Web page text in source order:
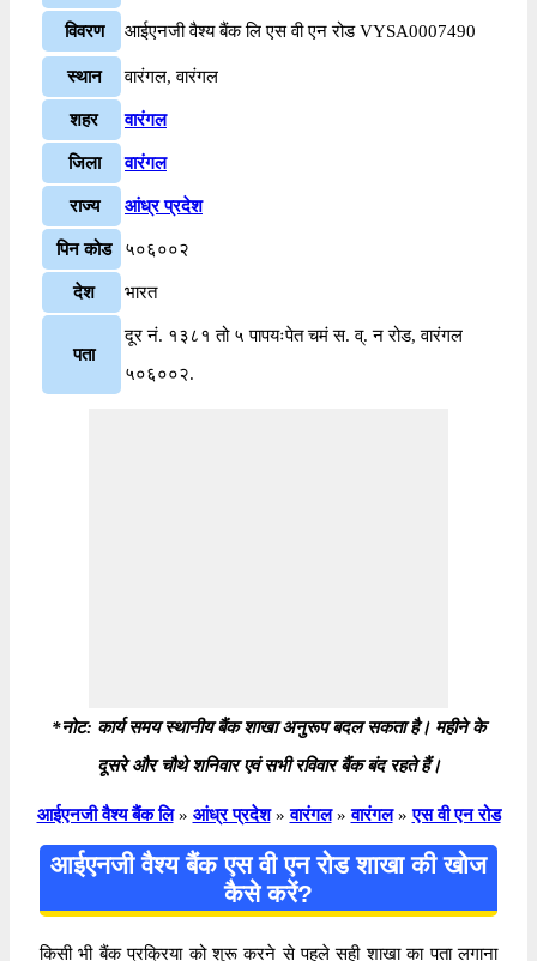
विवरण आईएनजी वैश्य बैंक लि एस वी एन रोड VYSA0007490
स्थान वारंगल, वारंगल
शहर वारंगल
जिला वारंगल
राज्य आंध्र प्रदेश
पिन कोड ५०६००२
देश भारत
पता
दूर नं. १३८१ तो ५ पापयःपेत चमं स. व्. न रोड, वारंगल
५०६००२.
*नोट: कार्य समय स्थानीय बैंक शाखा अनुरूप बदल सकता है। महीने के
दूसरे और चौथे शनिवार एवं सभी रविवार बैंक बंद रहते हैं।
आईएनजी वैश्य बैंक लि » आंध्र प्रदेश » वारंगल » वारंगल » एस वी एन रोड
आईएनजी वैश्य बैंक एस वी एन रोड शाखा की खोज
कैसे करें?
किसी भी बैंक प्रक्रिया को शुरू करने से पहले सही शाखा का पता लगाना